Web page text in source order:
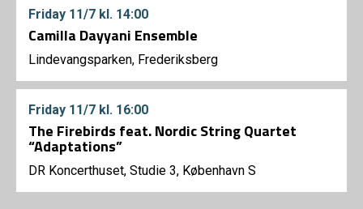
Friday 11/7 kl. 14:00
Camilla Dayyani Ensemble
Lindevangsparken, Frederiksberg
Friday 11/7 kl. 16:00
The Firebirds feat. Nordic String Quartet
“Adaptations”
DR Koncerthuset, Studie 3, København S